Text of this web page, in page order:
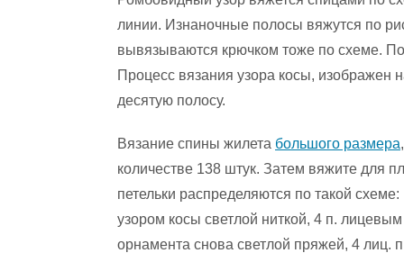
линии. Изнаночные полосы вяжутся по
вывязываются крючком тоже по схеме.
Процесс вязания узора косы, изображен
десятую полосу.
Вязание спины жилета большого размера
количестве 138 штук. Затем вяжите для
петельки распределяются по такой
узором косы светлой ниткой, 4 п.
орнамента снова светлой пряжей, 4 лиц.